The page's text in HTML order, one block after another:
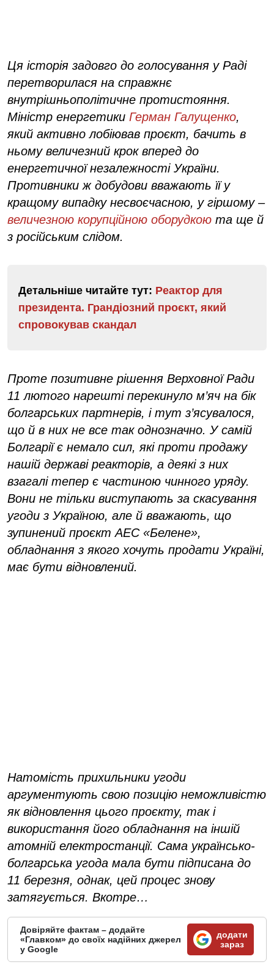
Ця історія задовго до голосування у Раді
перетворилася на справжнє
внутрішньополітичне протистояння.
Міністр енергетики Герман Галущенко,
який активно лобіював проєкт, бачить в
ньому величезний крок вперед до
енергетичної незалежності України.
Противники ж добудови вважають її у
кращому випадку несвоєчасною, у гіршому –
величезною корупційною оборудкою та ще й
з російським слідом.
Детальніше читайте тут: Реактор для
президента. Грандіозний проєкт, який
спровокував скандал
Проте позитивне рішення Верховної Ради
11 лютого нарешті перекинуло м’яч на бік
болгарських партнерів, і тут з’ясувалося,
що й в них не все так однозначно. У самій
Болгарії є немало сил, які проти продажу
нашій державі реакторів, а деякі з них
взагалі тепер є частиною чинного уряду.
Вони не тільки виступають за скасування
угоди з Україною, але й вважають, що
зупинений проєкт АЕС «Белене»,
обладнання з якого хочуть продати Україні,
має бути відновлений.
Натомість прихильники угоди
аргументують свою позицію неможливістю
як відновлення цього проєкту, так і
використання його обладнання на іншій
атомній електростанції. Сама українсько-
болгарська угода мала бути підписана до
11 березня, однак, цей процес знову
затягується. Вкотре…
Довіряйте фактам – додайте
«Главком» до своїх надійних джерел
у Google
додати
зараз